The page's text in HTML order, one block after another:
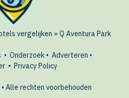
vergelijken » Q Aventura Park
• Onderzoek• Adverteren •
• Privacy Policy
Alle rechten voorbehouden